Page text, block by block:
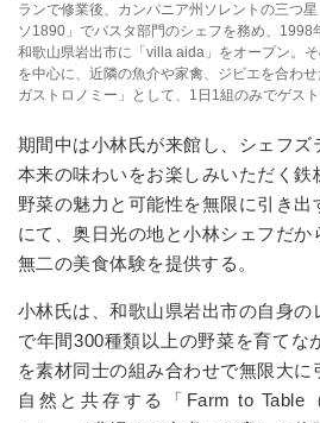
ランで修業後、カンパニア州ソレントの三つ
ソ1890」でパスタ部門のシェフを務め、1998
和歌山県岩出市に「villa aida」をオープン。
を中心に、近隣の魚介や家禽、ジビエを合わ
ガストロノミー」として、1日1組のみでゲスト
期間中は小林氏が来館し、シェフ
本来の味わいをお楽しみいただく鉄
野菜の魅力と可能性を無限に引き
にて、奥日光の地と小林シェフだ
無二の美食体験を提供する。
小林氏は、和歌山県岩出市の自身の
で年間300種類以上の野菜を育てな
を素材同士の組み合わせで無限大に
自然と共存する「Farm to Table